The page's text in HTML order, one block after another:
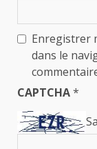
Enregistrer
dans le
CAPTCHA*